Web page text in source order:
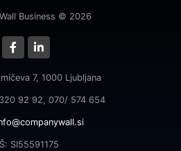
Business © 2026
7, 1000 Ljubljana
92 92, 070/ 574 654
SI55591175